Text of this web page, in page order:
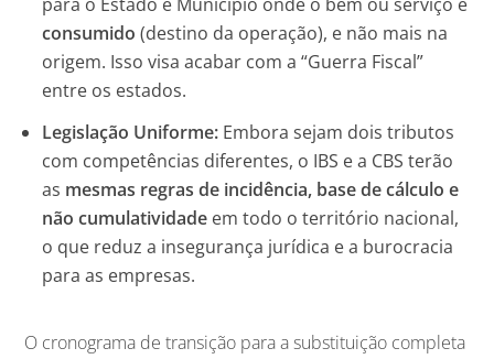
consumido (destino da operação), e não mais na
origem. Isso visa acabar com a “Guerra Fiscal”
entre os estados.
Legislação Uniforme: Embora sejam dois tributos
com competências diferentes, o IBS e a CBS terão
as mesmas regras de incidência, base de cálculo e
não cumulatividade em todo o território nacional,
o que reduz a insegurança jurídica e a burocracia
para as empresas.
O cronograma de transição para a substituição completa